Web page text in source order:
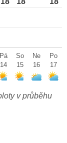
Pá
14
So
15
Ne
16
Po
17
v průběhu